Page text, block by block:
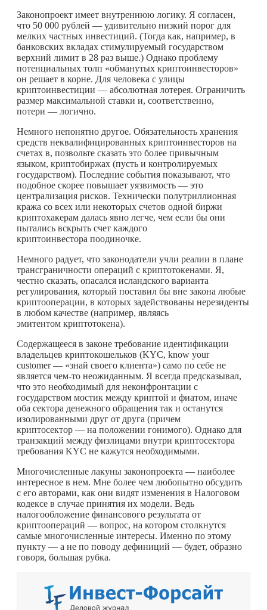
Законопроект имеет внутреннюю логику. Я согласен,
что 50 000 рублей — удивительно низкий порог для
мелких частных инвестиций. (Тогда как, например, в
банковских вкладах стимулируемый государством
верхний лимит в 28 раз выше.) Однако проблему
потенциальных толп «обманутых криптоинвесторов»
он решает в корне. Для человека с улицы
криптоинвестиции — абсолютная лотерея. Ограничить
размер максимальной ставки и, соответственно,
потери — логично.
Немного непонятно другое. Обязательность хранения
средств неквалифицированных криптоинвесторов на
счетах в, позвольте сказать это более привычным
языком, криптобиржах (пусть и контролируемых
государством). Последние события показывают, что
подобное скорее повышает уязвимость — это
централизация рисков. Технически полутриллионная
кража со всех или некоторых счетов одной биржи
криптохакерам далась явно легче, чем если бы они
пытались вскрыть счет каждого
криптоинвестора поодиночке.
Немного радует, что законодатели учли реалии в плане
трансграничности операций с криптотокенами. Я,
честно сказать, опасался исландского варианта
регулирования, который поставил бы вне закона любые
криптооперации, в которых задействованы нерезиденты
в любом качестве (например, являясь
эмитентом криптотокена).
Содержащееся в законе требование идентификации
владельцев криптокошельков (KYC, know your
customer — «знай своего клиента») само по себе не
является чем-то неожиданным. Я всегда предсказывал,
что это необходимый для неконфронтации с
государством мостик между криптой и фиатом, иначе
оба сектора денежного обращения так и останутся
изолированными друг от друга (причем
криптосектор — на положении гонимого). Однако для
транзакций между физлицами внутри криптосектора
требования KYC не кажутся необходимыми.
Многочисленные лакуны законопроекта — наиболее
интересное в нем. Мне более чем любопытно обсудить
с его авторами, как они видят изменения в Налоговом
кодексе в случае принятия их модели. Ведь
налогообложение финансового результата от
криптоопераций — вопрос, на котором столкнутся
самые многочисленные интересы. Именно по этому
пункту — а не по поводу дефиниций — будет, образно
говоря, большая рубка.